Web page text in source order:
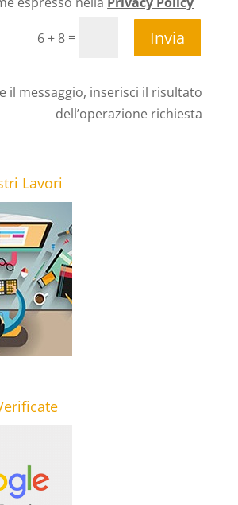
6 + 8 = Invia
il messaggio, inserisci il risultato
dell’operazione richiesta
Lavori